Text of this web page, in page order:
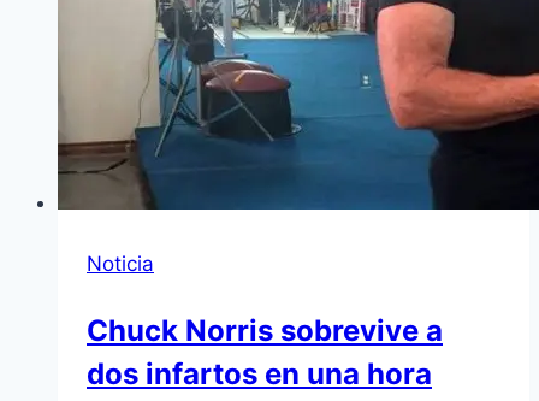
Noticia
Chuck Norris sobrevive a
dos infartos en una hora